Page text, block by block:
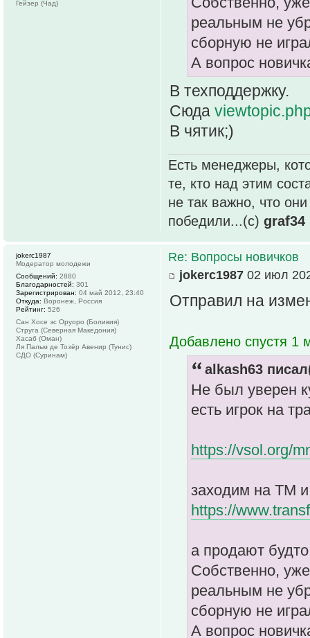
реальным не
сборную не
А вопрос
В техподдержку.
Сюда
В чятик;)
Есть менеджеры,
те, кто над этим
не так важно, что
победили...(с) graf34
Гейзер (Чад)
Re: Вопросы новичков
jokerc1987 02 июл
Отправил на
Добавлено спустя 1
alkash63
Не был уверен
есть игрок на
https://vsol.org/
заходим на ТМ
https://
а продают
Собственно,
реальным не
сборную не
А вопрос
jokerc1987
Модератор молодежи
Сообщений: 2880
Благодарностей: 301
Зарегистрирован: 04 май 2012, 23:40
Откуда: Воронеж, Россия
Рейтинг: 526
Сан Хосе эс Оруоро (Боливия)
Струга (Северная Македония)
Хасаб (Оман)
Ля Пальм де Тозёр Авенир (Тунис)
СДО (Суринам)